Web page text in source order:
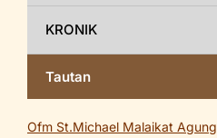
KRONIK
Tautan
Ofm St.Michael Malaikat Agung